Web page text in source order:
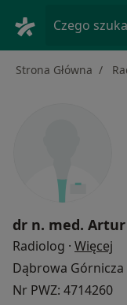
Czego
Strona Główna
dr n. med. Artur
Radiolog · Więcej
Dąbrowa Górnicza
Nr PWZ: 4714260